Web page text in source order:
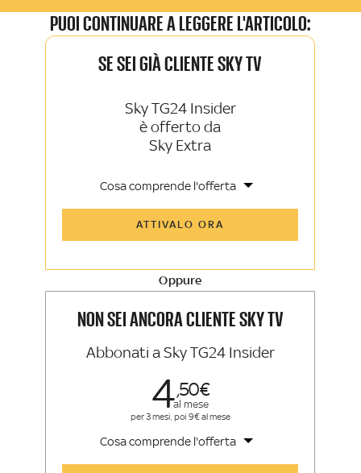
PUOI CONTINUARE A LEGGERE L'ARTICOLO:
SE SEI GIÀ CLIENTE SKY TV
Sky TG24 Insider
è offerto da
Sky Extra
Cosa comprende l'offerta
Sky Sport Insider
La newsletter esclusiva di Sky TG24
ATTIVALO ORA
Oppure
NON SEI ANCORA CLIENTE SKY TV
Abbonati a Sky TG24 Insider
450
al mese
per 3 mesi, poi 9€ al mese
Cosa comprende l'offerta